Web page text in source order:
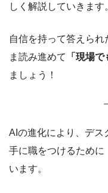
しく解説していきます
自信を持って答えら
ま読み進めて
「現場
ましょう！
AIの進化により、デス
手に職をつけるために
います。